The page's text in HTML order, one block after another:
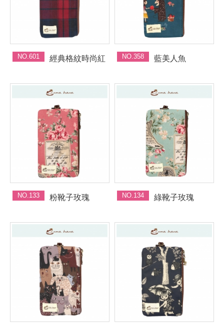
NO.601 經典格紋時尚紅 NO.358 藍美人魚
NO.133 粉靴子玫瑰 NO.134 綠靴子玫瑰